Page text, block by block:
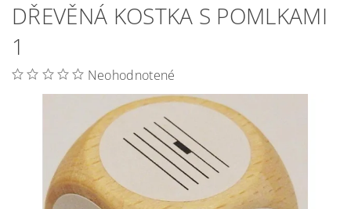
DŘEVĚNÁ KOSTKA S POMLKAMI
1
Neohodnotené